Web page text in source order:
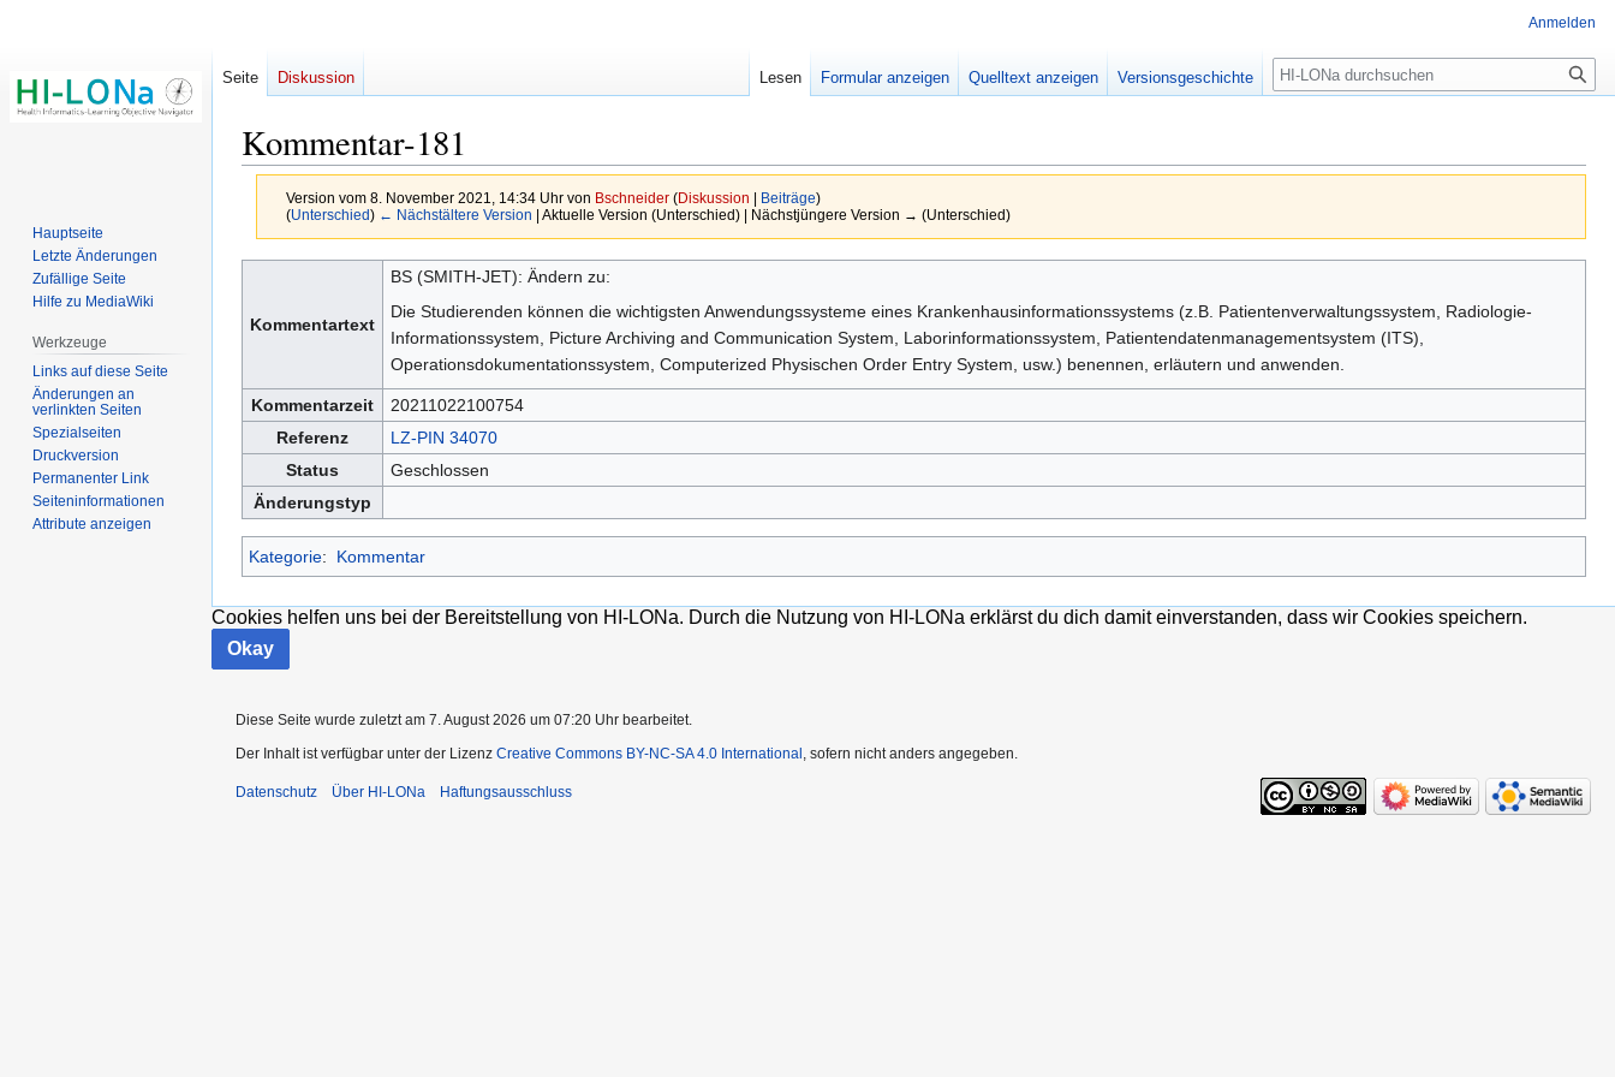
Kommentar-181
Version vom 8. November 2021, 14:34 Uhr von Bschneider (Diskussion Beiträge)
(Unterschied) ← Nächstältere Version | Aktuelle Version (Unterschied) | Nächstjüngere Version → (Unterschied)
springen
springen
Kommentartext
BS (SMITH-JET): Ändern zu:
Die Studierenden können die wichtigsten Anwendungssysteme eines Krankenhausinformationssystems (z.B. Patientenverwaltungssystem, Radiologie-
Informationssystem, Picture Archiving and Communication System, Laborinformationssystem, Patientendatenmanagementsystem (ITS),
Operationsdokumentationssystem, Computerized Physischen Order Entry System, usw.) benennen, erläutern und anwenden.
Kommentarzeit
20211022100754
Referenz
LZ-PIN 34070
Status
Geschlossen
Änderungstyp
Kategorie: Kommentar
Cookies helfen uns bei der Bereitstellung von HI-LONa. Durch die Nutzung von HI-LONa erklärst du dich damit einverstanden, dass wir Cookies speichern.
Okay
Anmelden
Seite Diskussion Lesen Formular anzeigen Quelltext anzeigen Versionsgeschichte
Hauptseite
Letzte Änderungen
Zufällige Seite
Hilfe zu MediaWiki
Werkzeuge
Links auf diese Seite
Änderungen an
verlinkten Seiten
Spezialseiten
Druckversion
Permanenter Link
Seiten­­informationen
Attribute anzeigen
Diese Seite wurde zuletzt am 7. August 2026 um 07:20 Uhr bearbeitet.
Der Inhalt ist verfügbar unter der Lizenz Creative Commons BY-NC-SA 4.0 International , sofern nicht anders angegeben.
Datenschutz Über HI-LONa Haftungsausschluss